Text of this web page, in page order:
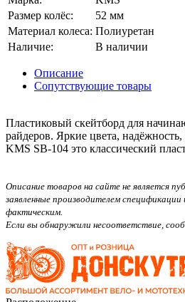
Размер колёс:
52 мм
Материал колеса: Полиуретан
Наличие: В наличии
Описание
Сопутствующие товары
Пластиковый скейтборд для
райдеров. Яркие цвета, надёжность,
KMS SB-104 это классический
Описание товаров на сайте не является
заявленные производителем
фактическим.
Если вы обнаружили несоответствие,